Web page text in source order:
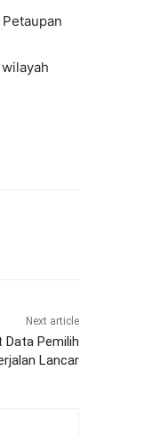
Next article
Data Pemilih
Lancar